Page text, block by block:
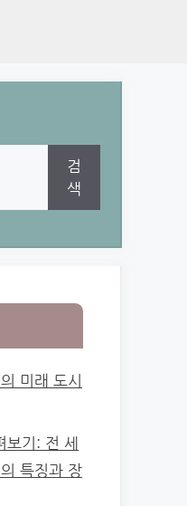
검
색
미래 도시
기: 전 세
특징과 장